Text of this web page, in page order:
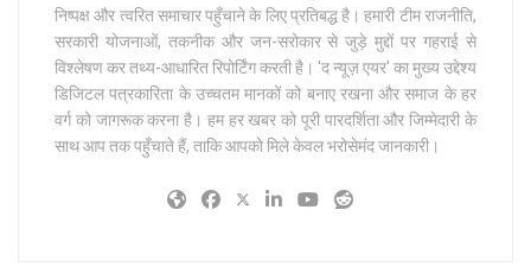
निष्पक्ष और त्वरित समाचार पहुँचाने के लिए प्रतिबद्ध है। हमारी टीम राजनीति,
सरकारी योजनाओं, तकनीक और जन-सरोकार से जुड़े मुद्दों पर गहराई से
विश्लेषण कर तथ्य-आधारित रिपोर्टिंग करती है। 'द न्यूज़ एयर' का मुख्य उद्देश्य
डिजिटल पत्रकारिता के उच्चतम मानकों को बनाए रखना और समाज के हर
वर्ग को जागरूक करना है। हम हर खबर को पूरी पारदर्शिता और जिम्मेदारी के
साथ आप तक पहुँचाते हैं, ताकि आपको मिले केवल भरोसेमंद जानकारी।